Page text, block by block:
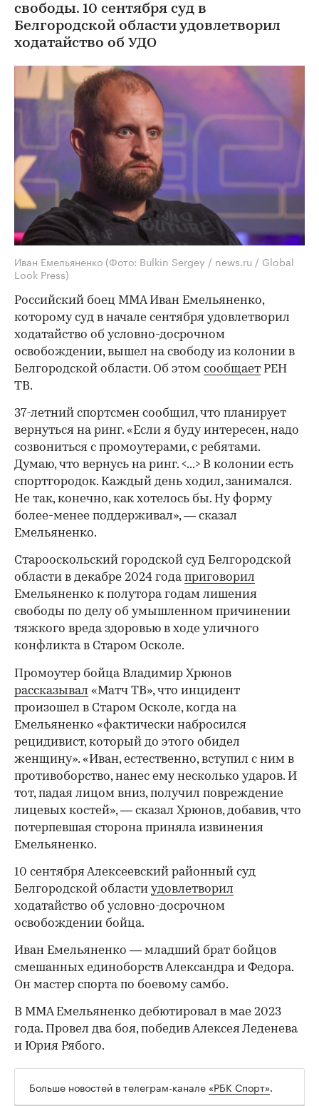
свободы. 10 сентября суд в
Белгородской области удовлетворил
ходатайство об УДО
Иван Емельяненко (Фото: Bulkin Sergey / news.ru / Global
Look Press)
Российский боец ММА Иван Емельяненко,
которому суд в начале сентября удовлетворил
ходатайство об условно-досрочном
освобождении, вышел на свободу из колонии в
Белгородской области. Об этом сообщает РЕН
ТВ.
37-летний спортсмен сообщил, что планирует
вернуться на ринг. «Если я буду интересен, надо
созвониться с промоутерами, с ребятами.
Думаю, что вернусь на ринг. <...> В колонии есть
спортгородок. Каждый день ходил, занимался.
Не так, конечно, как хотелось бы. Ну форму
более-менее поддерживал», — сказал
Емельяненко.
Старооскольский городской суд Белгородской
области в декабре 2024 годаприговорил
Емельяненко к полутора годам лишения
свободы по делу об умышленном причинении
тяжкого вреда здоровью в ходе уличного
конфликта в Старом Осколе.
00:00 / 00:00
Промоутер бойца Владимир Хрюнов
рассказывал «Матч ТВ», что инцидент
произошел в Старом Осколе, когда на
Емельяненко «фактически набросился
рецидивист, который до этого обидел
женщину». «Иван, естественно, вступил с ним в
противоборство, нанес ему несколько ударов. И
тот, падая лицом вниз, получил повреждение
лицевых костей», — сказал Хрюнов, добавив, что
потерпевшая сторона приняла извинения
Емельяненко.
10 сентября Алексеевский районный суд
Белгородской области удовлетворил
ходатайство об условно-досрочном
освобождении бойца.
Иван Емельяненко — младший брат бойцов
смешанных единоборств Александра и Федора.
Он мастер спорта по боевому самбо.
В ММА Емельяненко дебютировал в мае 2023
года. Провел два боя, победив Алексея Леденева
и Юрия Рябого.
Больше новостей в телеграм-канале «РБК Спорт».